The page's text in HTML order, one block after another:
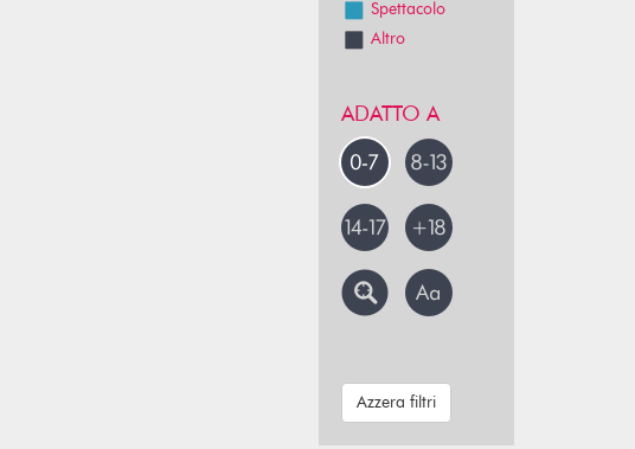
Spettacolo
Altro
ADATTO A
Azzera filtri